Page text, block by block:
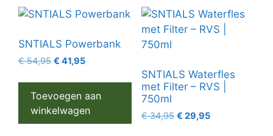
SNTIALS Powerbank
€54,95 € 41,95
Toevoegen aan
winkelwagen
SNTIALS Waterfles
met Filter – RVS |
750ml
€34,95 € 29,95